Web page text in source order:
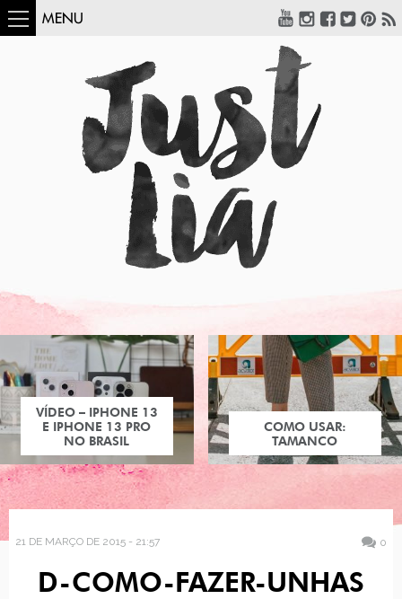
MENU
COMO USAR:
TAMANCO
21 DE MARÇO DE 2015 - 21:57 0
D-COMO-FAZER-UNHAS